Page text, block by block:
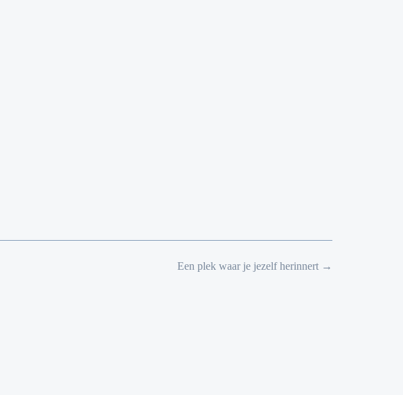
Een plek waar je jezelf herinnert →